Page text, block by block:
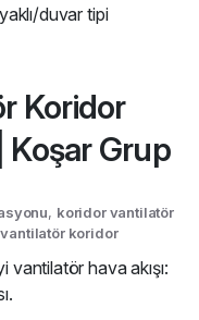
duvar tipi
Koridor
Koşar Grup
, koridor vantilatör
koridor
vantilatör hava akışı: